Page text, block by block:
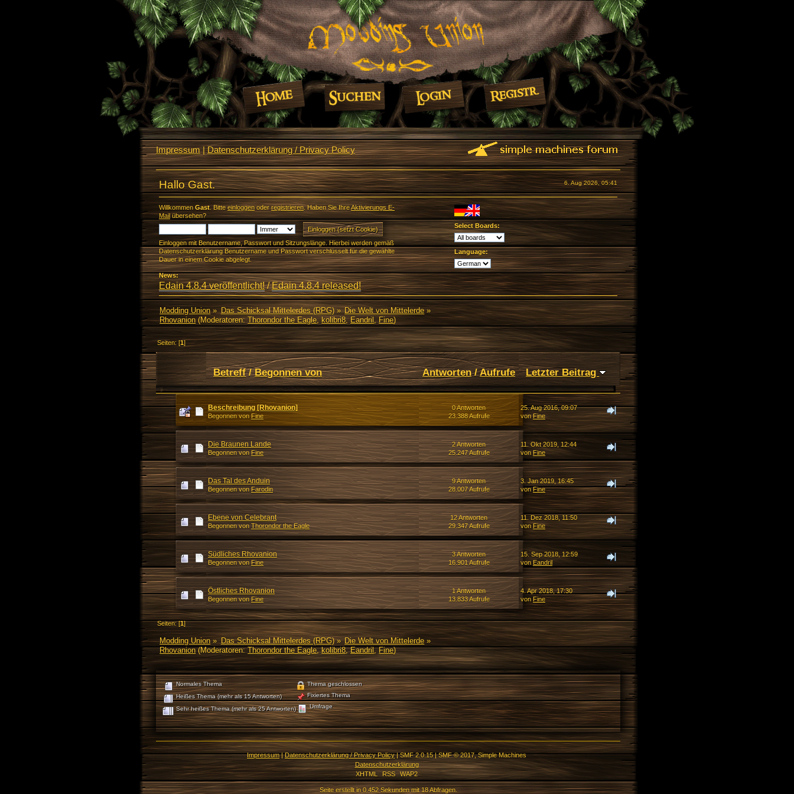
Impressum|Datenschutzerklärung / Privacy Policy
6. Aug 2026, 05:41
Hallo Gast.
Willkommen Gast. Bitte einloggenoderregistrieren. Haben Sie IhreAktivierungs E-
Mailübersehen?
Einloggen mit Benutzername, Passwort und Sitzungslänge. Hierbei werden gemäß
Datenschutzerklärung Benutzername und Passwort verschlüsselt für die gewählte
Dauer in einem Cookie abgelegt.
Select Boards:
Language:
News:
Edain 4.8.4 veröffentlicht!/Edain 4.8.4 released!
Modding Union» Das Schicksal Mittelerdes (RPG)» Die Welt von Mittelerde»
Rhovanion(Moderatoren:Thorondor the Eagle,kolibri8,Eandril ,Fine)
Seiten: [1]
Betreff/Begonnen von Antworten/Aufrufe Letzter Beitrag
Beschreibung [Rhovanion]
Begonnen von Fine
0 Antworten
23.388 Aufrufe
25. Aug 2016, 09:07
vonFine
Die Braunen Lande
Begonnen von Fine
2 Antworten
25.247 Aufrufe
11. Okt 2019, 12:44
von Fine
Das Tal des Anduin
Begonnen von Farodin
9 Antworten
28.007 Aufrufe
3. Jan 2019, 16:45
vonFine
Ebene von Celebrant
Begonnen von Thorondor the Eagle
12 Antworten
29.347 Aufrufe
11. Dez 2018, 11:50
vonFine
Südliches Rhovanion
Begonnen von Fine
3 Antworten
16.901 Aufrufe
15. Sep 2018, 12:59
von Eandril
Östliches Rhovanion
Begonnen von Fine
1 Antworten
13.833 Aufrufe
4. Apr 2018, 17:30
vonFine
Seiten: [1]
Modding Union» Das Schicksal Mittelerdes (RPG)» Die Welt von Mittelerde »
Rhovanion(Moderatoren:Thorondor the Eagle,kolibri8,Eandril,Fine)
Normales Thema
Heißes Thema (mehr als 15 Antworten)
Sehr heißes Thema (mehr als 25 Antworten)
Thema geschlossen
Fixiertes Thema
Umfrage
Impressum|Datenschutzerklärung / Privacy Policy|SMF 2.0.15|SMF © 2017,Simple Machines
Datenschutzerklärung
XHTML
RSS WAP2
Seite erstellt in 0.452 Sekunden mit 18 Abfragen.